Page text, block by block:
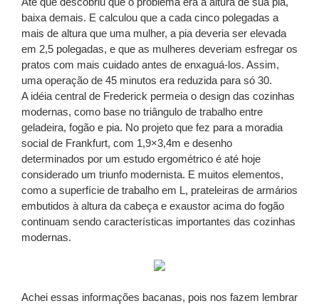
baixa demais. E calculou que a cada cinco polegadas a
mais de altura que uma mulher, a pia deveria ser elevada
em 2,5 polegadas, e que as mulheres deveriam esfregar os
pratos com mais cuidado antes de enxaguá-los. Assim,
uma operação de 45 minutos era reduzida para só 30.
A idéia central de Frederick permeia o design das cozinhas
modernas, como base no triângulo de trabalho entre
geladeira, fogão e pia. No projeto que fez para a moradia
social de Frankfurt, com 1,9×3,4m e desenho
determinados por um estudo ergométrico é até hoje
considerado um triunfo modernista. E muitos elementos,
como a superfície de trabalho em L, prateleiras de armários
embutidos à altura da cabeça e exaustor acima do fogão
continuam sendo características importantes das cozinhas
modernas.
Achei essas informações bacanas, pois nos fazem lembrar